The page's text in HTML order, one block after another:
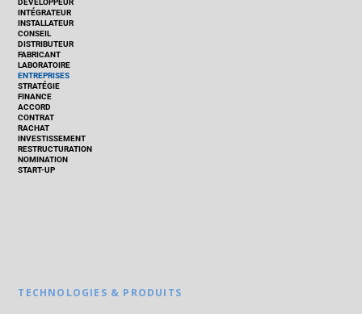
DÉVELOPPEUR
INTÉGRATEUR
INSTALLATEUR
CONSEIL
DISTRIBUTEUR
FABRICANT
LABORATOIRE
ENTREPRISES
STRATÉGIE
FINANCE
ACCORD
CONTRAT
RACHAT
INVESTISSEMENT
RESTRUCTURATION
NOMINATION
START-UP
TECHNOLOGIES & PRODUITS